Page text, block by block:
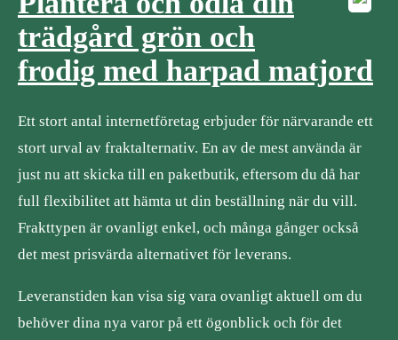
trädgård grön och
frodig med harpad matjord
Ett stort antal internetföretag erbjuder för närvarande ett
stort urval av fraktalternativ. En av de mest använda är
just nu att skicka till en paketbutik, eftersom du då har
full flexibilitet att hämta ut din beställning när du vill.
Frakttypen är ovanligt enkel, och många gånger också
det mest prisvärda alternativet för leverans.
Leveranstiden kan visa sig vara ovanligt aktuell om du
behöver dina nya varor på ett ögonblick och för det